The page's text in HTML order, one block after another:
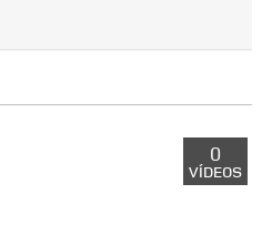
0
VÍDEOS